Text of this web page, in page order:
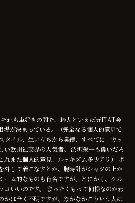
も車好きの間で、粋人といえば元FIAT会
場が決まっている。（完全なる個人的意見で
タイル、生い立ちから業績、すべてに「カッ
い欧州社交界の人気者。 渋沢栄一も偉いだろ
れまた個人的意見、ルッキズム多少アリ） ボ
外して着こなすとか、腕時計がシャツの上か
ーム的なものも有名ですが、とにかく、クル
コいいのです。 まったくもって何様なのかわ
かは全く不明ですが、なかなかこういう人は